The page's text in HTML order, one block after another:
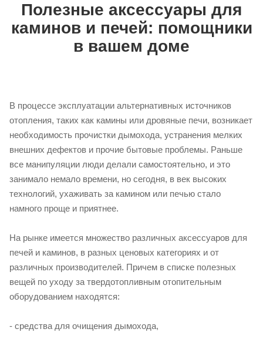
Полезные аксессуары для
каминов и печей: помощники
в вашем доме
В процессе эксплуатации альтернативных источников
отопления, таких как камины или дровяные печи, возникает
необходимость прочистки дымохода, устранения мелких
внешних дефектов и прочие бытовые проблемы. Раньше
все манипуляции люди делали самостоятельно, и это
занимало немало времени, но сегодня, в век высоких
технологий, ухаживать за камином или печью стало
намного проще и приятнее.
На рынке имеется множество различных аксессуаров для
печей и каминов, в разных ценовых категориях и от
различных производителей. Причем в списке полезных
вещей по уходу за твердотопливным отопительным
оборудованием находятся:
- средства для очищения дымохода,